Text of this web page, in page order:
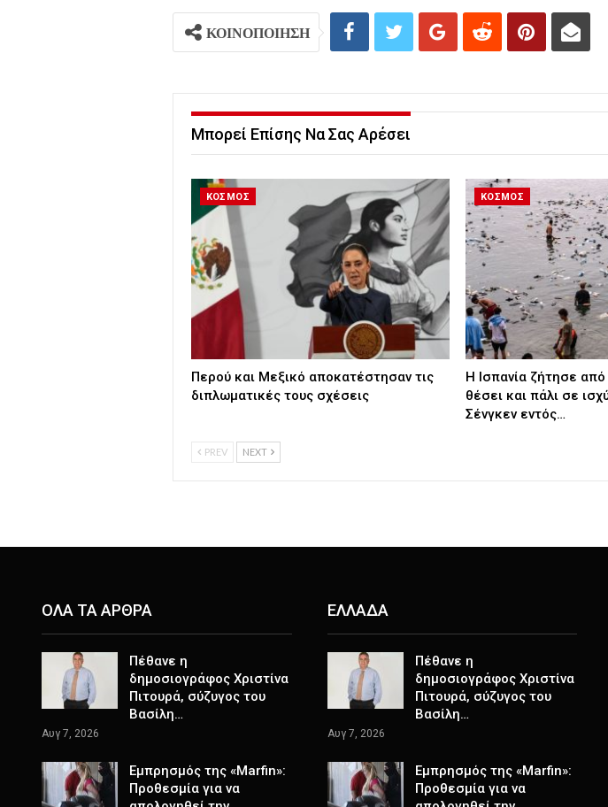
ΚΟΙΝΟΠΟΙΗΣΗ
Μπορεί Επίσης Να Σας Αρέσει
ΚΟΣΜΟΣ
Περού και Μεξικό αποκατέστησαν τις
διπλωματικές τους σχέσεις
ΚΟΣΜΟΣ
H Ισπανία ζήτησε από
θέσει και πάλι σε
Σένγκεν εντός…
PREV NEXT
ΟΛΑ ΤΑ ΑΡΘΡΑ
Πέθανε η
δημοσιογράφος Χριστίνα
Πιτουρά, σύζυγος του
Βασίλη…
Αυγ 7, 2026
Εμπρησμός της «Marfin»:
Προθεσμία για να
ΕΛΛΑΔΑ
Πέθανε η
δημοσιογράφος Χριστίνα
Πιτουρά, σύζυγος του
Βασίλη…
Αυγ 7, 2026
Εμπρησμός της «Marfin»:
Προθεσμία για να